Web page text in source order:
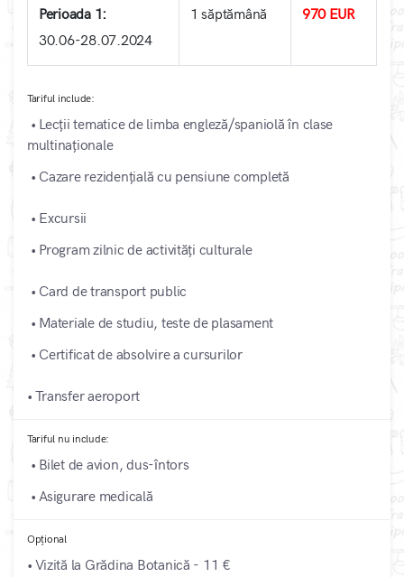
Perioada 1:
30.06-28.07.2024
1 săptămână 970 EUR
Tariful include:
• Lecții tematice de limba engleză/spaniolă în clase
multinaționale
• Cazare rezidențială cu pensiune completă
• Excursii
• Program zilnic de activități culturale
• Card de transport public
• Materiale de studiu, teste de plasament
• Certificat de absolvire a cursurilor
• Transfer aeroport
Tariful nu include:
• Bilet de avion, dus-întors
• Asigurare medicală
Opțional
• Vizită la Grădina Botanică - 11 €